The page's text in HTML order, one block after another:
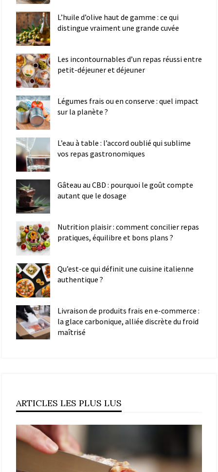
L’huile d’olive haut de gamme : ce qui
distingue vraiment une grande cuvée
Les incontournables d’un repas réussi entre
petit-déjeuner et déjeuner
Légumes frais ou en conserve : quel impact
sur la planète ?
L’eau à table : l’accord oublié qui sublime
vos repas gastronomiques
Gâteau au CBD : pourquoi le goût compte
autant que le dosage
Nutrition plaisir : comment concilier repas
pratiques, équilibre et bons plans ?
Qu’est-ce qui définit une cuisine italienne
authentique ?
Livraison de produits frais en e-commerce :
la glace carbonique, alliée discrète du froid
maîtrisé
ARTICLES LES PLUS LUS